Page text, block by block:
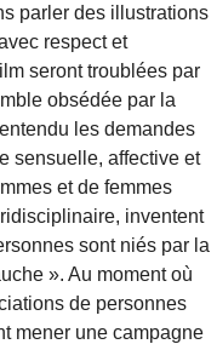
parler des illustrations
respect et
seront troublées par
obsédée par la
les demandes
sensuelle, affective et
et de femmes
inventent
sont niés par la
». Au moment où
de personnes
mener une campagne